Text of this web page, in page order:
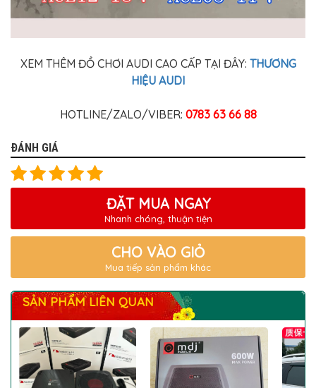
XEM THÊM ĐỒ CHƠI AUDI CAO CẤP TẠI ĐÂY: THƯƠNG
HIỆU AUDI
HOTLINE/ZALO/VIBER: 0783 63 66 88
ĐÁNH GIÁ
ĐẶT MUA NGAY
Nhanh chóng, thuận tiện
CHO VÀO GIỎ
Mua tiếp sản phẩm khác
SẢN PHẨM LIÊN QUAN